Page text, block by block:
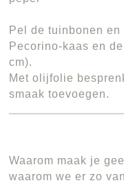
Pel de tuinbonen
Pecorino-kaas en
cm).
Met olijfolie
smaak toevoegen.
Waarom maak je
waarom we er zo